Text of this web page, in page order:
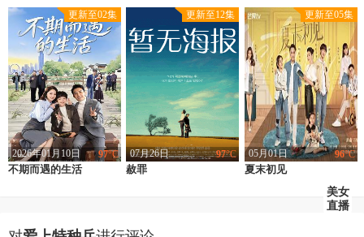
上映：2025
地区：中国大陆
导演：黄天仁,俞波
主演： 陈妍希,周柯宇,刘芮麟,陈小纭,谢兴阳,程雅昭
上映：2025
地区：
中国大陆
导演：
刘彬杰
李沐宸,叶盛佳
上映：2026
地区：
中国大陆
导演： 苏悦年
主演：赵子络,崔宝月,景研竣,张计明,陈萱雨
更新至02集
97°C
不期而遇的生活
2026年01月10日
类型：剧情,国产
更新至12集
97°C
赦罪
07月26日
类型：
更新至05集
96°C
夏末初见
05月01日
类型： 中国大陆,国产
美女
直播